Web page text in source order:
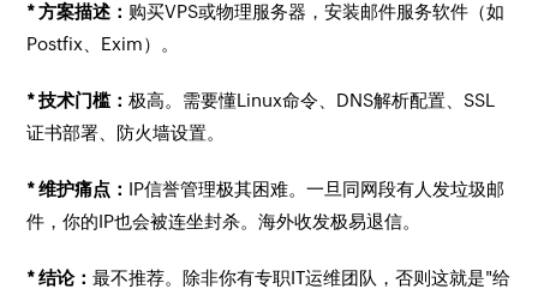
* 方案描述： 购买VPS或物理服务器，安装邮件服务软件（如
Postfix、Exim）。
* 技术门槛：极高。需要懂Linux命令、DNS解析配置、SSL
证书部署、防火墙设置。
* 维护痛点： IP信誉管理极其困难。一旦同网段有人发垃圾邮
件，你的IP也会被连坐封杀。海外收发极易退信。
* 结论：最不推荐。除非你有专职IT运维团队，否则这就是"给